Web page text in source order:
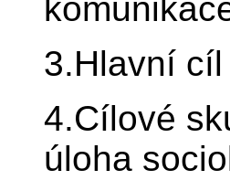
3.Hlavní
4.Cílové
úloha